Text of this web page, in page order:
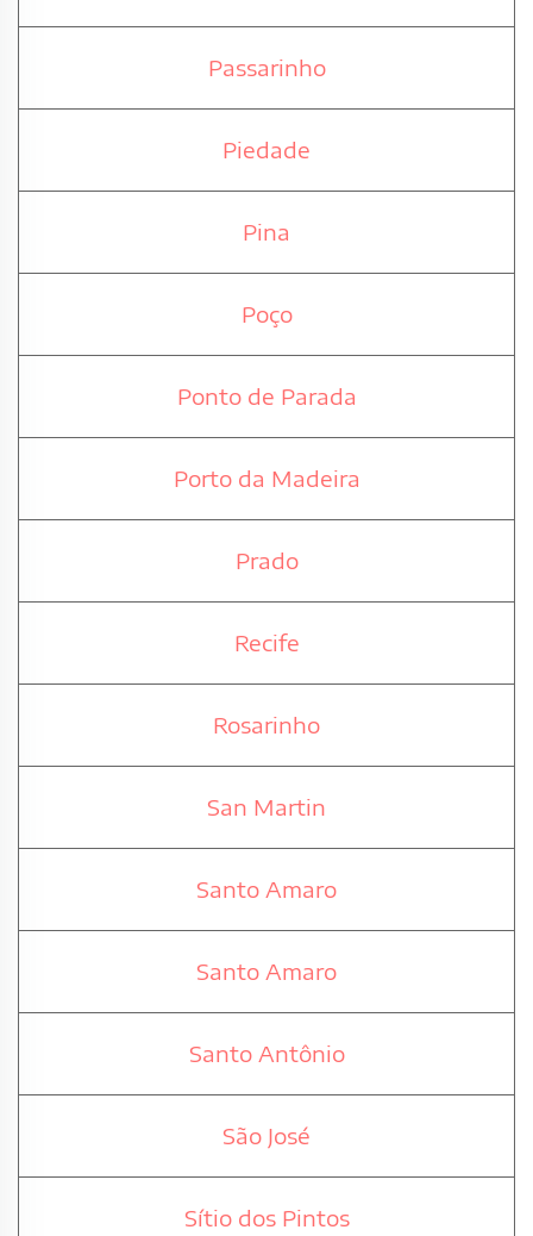
Passarinho
Piedade
Pina
Poço
Ponto de Parada
Porto da Madeira
Prado
Recife
Rosarinho
San Martin
Santo Amaro
Santo Amaro
Santo Antônio
São José
Sítio dos Pintos